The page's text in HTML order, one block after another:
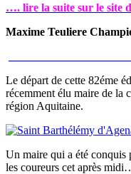
…. lire la suite sur le
Maxime Teuliere
Le départ de cette 82éme
récemment élu maire de la
région Aquitaine.
Un maire qui a été conquis
les coureurs cet après